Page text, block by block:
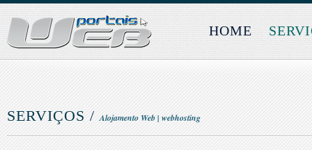
HOME
SERVIÇOS /Alojamento Web | webhosting